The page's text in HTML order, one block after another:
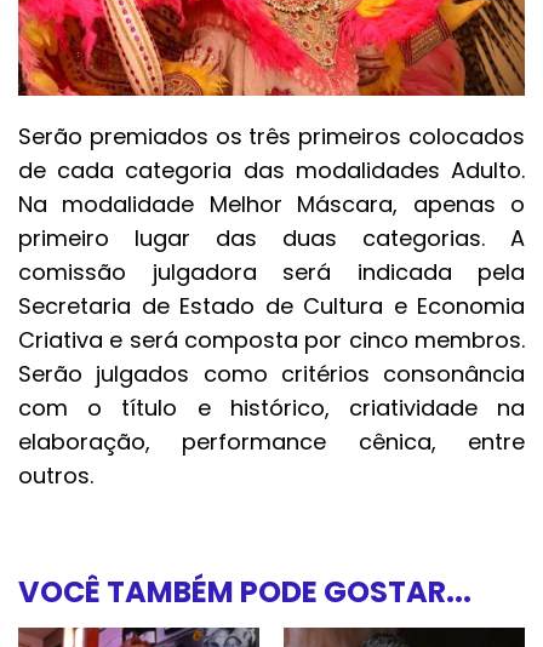
Serão premiados os três primeiros colocados
de cada categoria das modalidades Adulto.
Na modalidade Melhor Máscara, apenas o
primeiro lugar das duas categorias. A
comissão julgadora será indicada pela
Secretaria de Estado de Cultura e Economia
Criativa e será composta por cinco membros.
Serão julgados como critérios consonância
com o título e histórico, criatividade na
elaboração, performance cênica, entre
outros.
VOCÊ TAMBÉM PODE GOSTAR...